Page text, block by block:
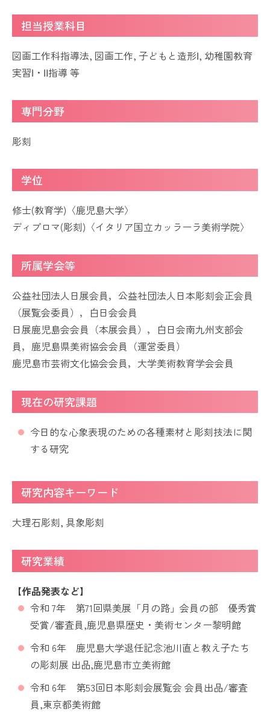
担当授業科目
図画工作科指導法, 図画工作, 子どもと造形Ⅰ, 幼稚園教育
実習Ⅰ・Ⅱ指導 等
専門分野
彫刻
学位
修士(教育学)〈鹿児島大学〉
ディプロマ(彫刻)〈イタリア国立カッラーラ美術学院〉
所属学会等
公益社団法人日展会員，公益社団法人日本彫刻会正会員
（展覧会委員），白日会会員
日展鹿児島会会員（本展会員），白日会南九州支部会
員，鹿児島県美術協会会員（運営委員）
鹿児島市芸術文化協会会員，大学美術教育学会会員
現在の研究課題
今日的な心象表現のための各種素材と彫刻技法に関
する研究
研究内容キーワード
大理石彫刻, 具象彫刻
研究業績
【作品発表など】
令和 7年 第71回県美展「月の路」会員の部 優秀賞
受賞/審査員,鹿児島県歴史・美術センター黎明館
令和 6年 鹿児島大学退任記念池川直と教え子たち
の彫刻展 出品,鹿児島市立美術館
令和 6年 第53回日本彫刻会展覧会 会員出品/審査
員,東京都美術館